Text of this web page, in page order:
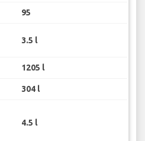
95
3.5 l
1205 l
304 l
4.5 l